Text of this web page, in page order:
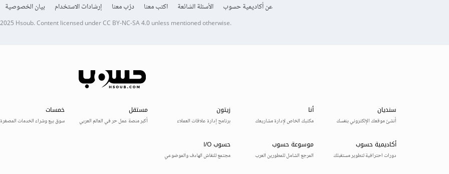
عن أكاديمية حسوب الأسئلة الشائعة اكتب معنا درّب معنا إرشادات الاستخدام بيان الخصوصية
Hsoub.Content licensed underCC BY-NC-SA 4.0unless mentioned otherwise.